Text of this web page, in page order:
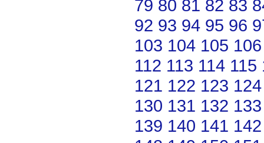
79 80 81 82 83
92 93 94 95 96
103 104 105 106
112 113 114 115
121 122 123 124
130 131 132 133
139 140 141 142